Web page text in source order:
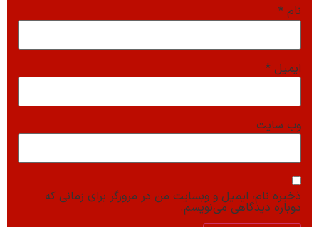
نام *
ایمیل *
وب‌ سایت
ذخیره نام، ایمیل و وبسایت من در مرورگر برای زمانی که
دوباره دیدگاهی می‌نویسم.